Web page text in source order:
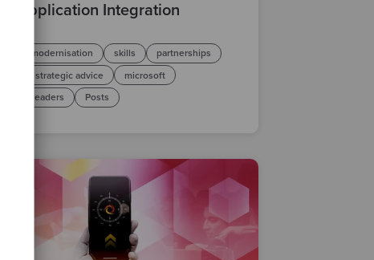
Application Integration
modernisation skills
partnerships
strategic advice
microsoft
leaders
Posts